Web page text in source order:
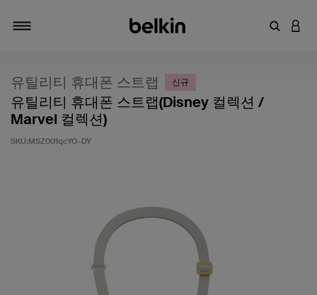
키워드
유틸리티 휴대폰 스트랩 신규
유틸리티 휴대폰 스트랩(Disney 컬렉션 /
Marvel 컬렉션)
SKU:MSZ001qcYO-DY